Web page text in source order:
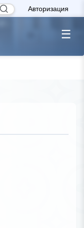
Авторизация
☰